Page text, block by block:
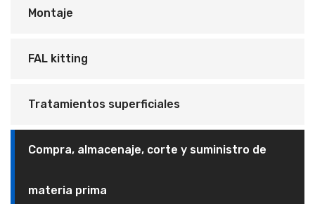
Montaje
FAL kitting
Tratamientos superficiales
Compra, almacenaje, corte y suministro de
materia prima